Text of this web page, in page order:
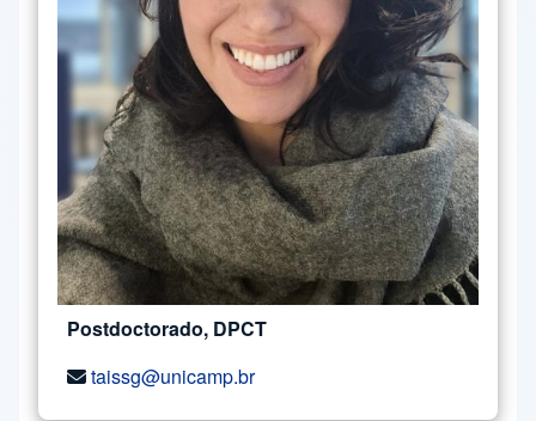
Postdoctorado, DPCT
taissg@unicamp.br